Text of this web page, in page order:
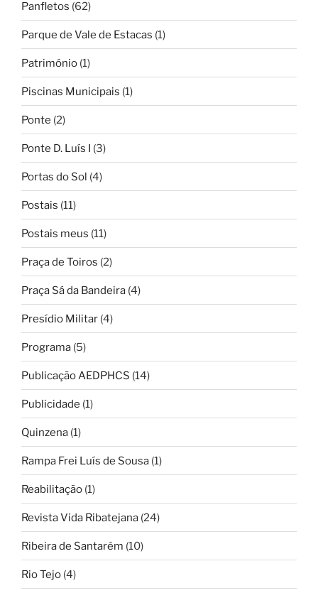
Panfletos (62)
Parque de Vale de Estacas (1)
Património (1)
Piscinas Municipais (1)
Ponte (2)
Ponte D. Luís I (3)
Portas do Sol (4)
Postais (11)
Postais meus (11)
Praça de Toiros (2)
Praça Sá da Bandeira (4)
Presídio Militar (4)
Programa (5)
Publicação AEDPHCS (14)
Publicidade (1)
Quinzena (1)
Rampa Frei Luís de Sousa (1)
Reabilitação (1)
Revista Vida Ribatejana (24)
Ribeira de Santarém (10)
Rio Tejo (4)